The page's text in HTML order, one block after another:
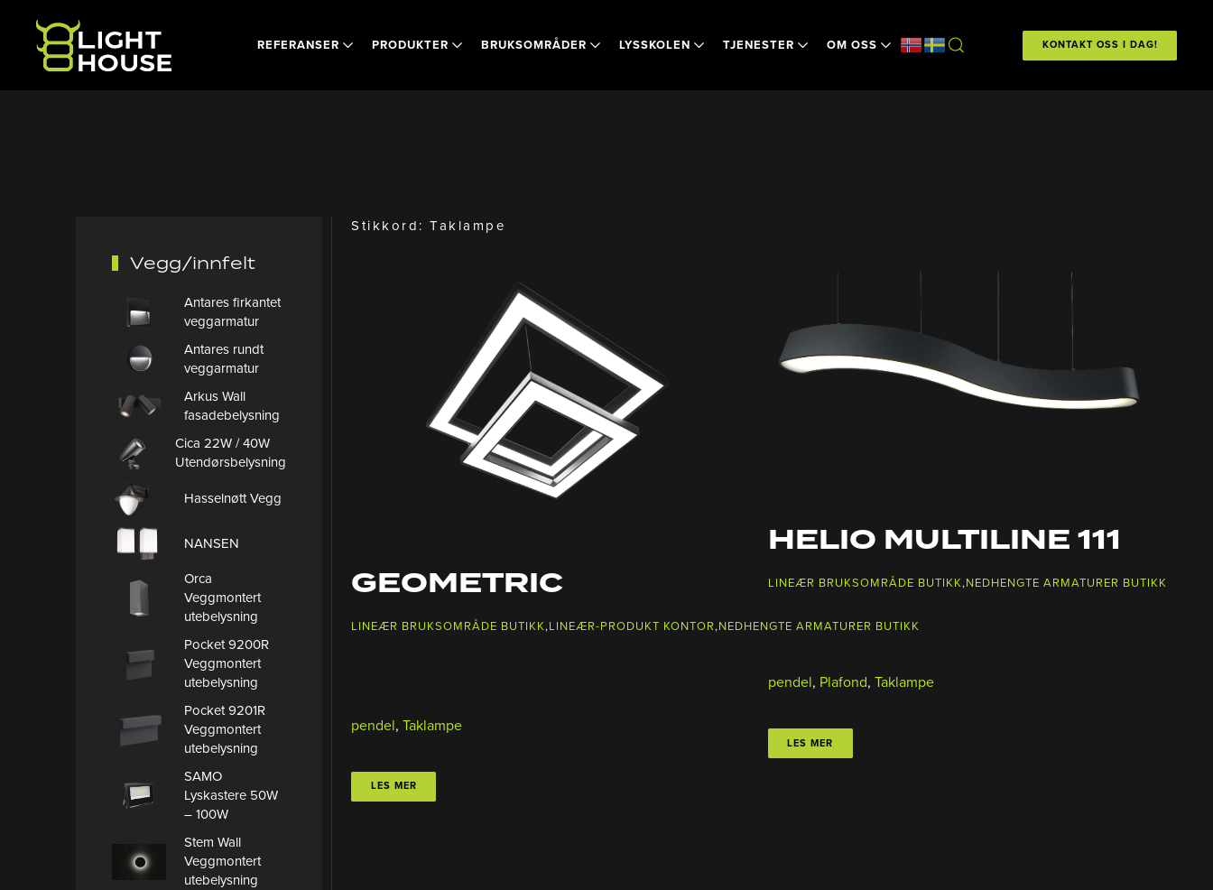
Skip to main content REFERANSER PRODUKTER BRUKSOMRÅDER LYSSKOLEN TJENESTER OM OSS KONTAKT OSS I DAG!
Stikkord: Taklampe
GEOMETRIC
LINEÆR BRUKSOMRÅDE BUTIKK,LINEÆR-PRODUKT KONTOR,NEDHENGTE ARMATURER BUTIKK
pendel, Taklampe
LES MER
HELIO MULTILINE 111
LINEÆR BRUKSOMRÅDE BUTIKK,NEDHENGTE ARMATURER BUTIKK
pendel, Plafond, Taklampe
LES MER
Vegg/innfelt
Antares firkantet
veggarmatur
Antares rundt
veggarmatur
Arkus Wall
fasadebelysning
Cica 22W / 40W
Utendørsbelysning
Hasselnøtt Vegg
NANSEN
Orca
Veggmontert
utebelysning
Pocket 9200R
Veggmontert
utebelysning
Pocket 9201R
Veggmontert
utebelysning
SAMO
Lyskastere 50W
– 100W
Stem Wall
Veggmontert
utebelysning